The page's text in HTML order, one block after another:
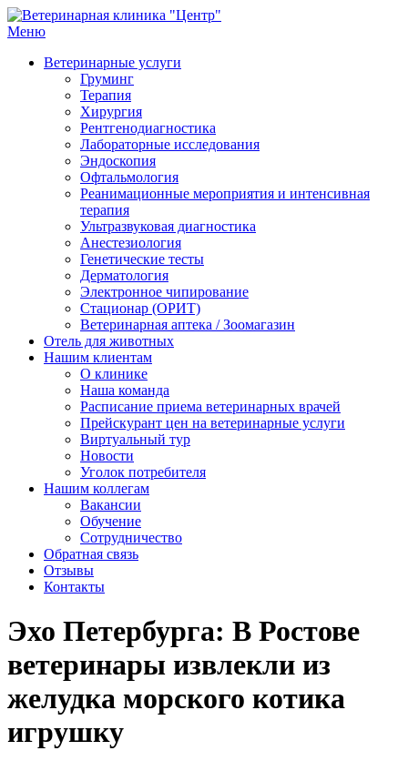
Перейти
к
Меню
Ветеринарные услуги
Груминг
Терапия
Хирургия
Рентгенодиагностика
Лабораторные исследования
Эндоскопия
Офтальмология
Реанимационные мероприятия и интенсивная
терапия
Ультразвуковая диагностика
Анестезиология
Генетические тесты
Дерматология
Электронное чипирование
Стационар (ОРИТ)
Ветеринарная аптека / Зоомагазин
Отель для животных
Нашим клиентам
О клинике
Наша команда
Расписание приема ветеринарных врачей
Прейскурант цен на ветеринарные услуги
Виртуальный тур
Новости
Уголок потребителя
Нашим коллегам
Вакансии
Обучение
Сотрудничество
Обратная связь
Отзывы
Контакты
Эхо Петербурга: В Ростове
ветеринары извлекли из
желудка морского котика
игрушку